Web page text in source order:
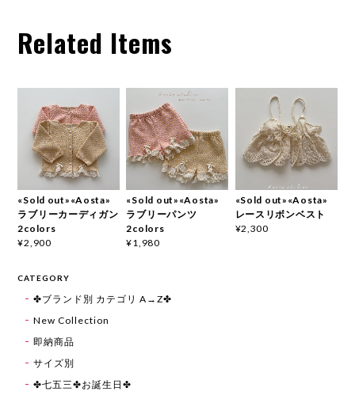
Related Items
«Sold out»«Aosta»
ラブリーカーディガン
2colors
¥2,900
«Sold out»«Aosta»
ラブリーパンツ
2colors
¥1,980
«Sold out»«Aosta»
レースリボンベスト
¥2,300
CATEGORY
✤ブランド別 カテゴリ A→Z✤
New Collection
即納商品
サイズ別
✤七五三✤お誕生日✤